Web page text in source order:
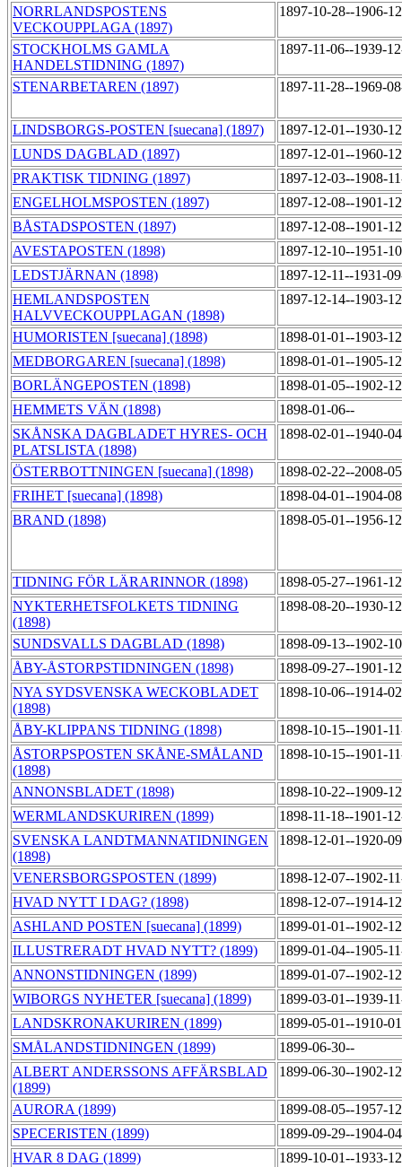
NORRLANDSPOSTENS
VECKOUPPLAGA (1897)
1897-10-28--1906-
STOCKHOLMS GAMLA
HANDELSTIDNING (1897)
1897-11-06--1939-
STENARBETAREN (1897) 1897-11-28--1969-
LINDSBORGS-POSTEN [suecana] (1897)
1897-12-01--1930-
LUNDS DAGBLAD (1897)
1897-12-01--1960-
PRAKTISK TIDNING (1897)
1897-12-03--1908-
ENGELHOLMSPOSTEN (1897)
1897-12-08--1901-
BÅSTADSPOSTEN (1897)
1897-12-08--1901-
AVESTAPOSTEN (1898)
1897-12-10--1951-
LEDSTJÄRNAN (1898)
1897-12-11--1931-
HEMLANDSPOSTEN
HALVVECKOUPPLAGAN (1898)
1897-12-14--1903-
HUMORISTEN [suecana] (1898)
1898-01-01--1903-
MEDBORGAREN [suecana] (1898)
1898-01-01--1905-
BORLÄNGEPOSTEN (1898)
1898-01-05--1902-
HEMMETS VÄN (1898)
1898-01-06--
SKÅNSKA DAGBLADET HYRES- OCH
PLATSLISTA (1898)
1898-02-01--1940-
ÖSTERBOTTNINGEN [suecana] (1898)
1898-02-22--2008-
FRIHET [suecana] (1898)
1898-04-01--1904-
BRAND (1898)
1898-05-01--1956-
TIDNING FÖR LÄRARINNOR (1898)
1898-05-27--1961-
NYKTERHETSFOLKETS TIDNING
(1898)
1898-08-20--1930-
SUNDSVALLS DAGBLAD (1898)
1898-09-13--1902-
ÅBY-ÅSTORPSTIDNINGEN (1898)
1898-09-27--1901-
NYA SYDSVENSKA WECKOBLADET
(1898)
1898-10-06--1914-
ÅBY-KLIPPANS TIDNING (1898)
1898-10-15--1901-
ÅSTORPSPOSTEN SKÅNE-SMÅLAND
(1898)
1898-10-15--1901-
ANNONSBLADET (1898)
1898-10-22--1909-
WERMLANDSKURIREN (1899)
1898-11-18--1901-
SVENSKA LANDTMANNATIDNINGEN
(1898)
1898-12-01--1920-
VENERSBORGSPOSTEN (1899)
1898-12-07--1902-
HVAD NYTT I DAG? (1898)
1898-12-07--1914-
ASHLAND POSTEN [suecana] (1899)
1899-01-01--1902-
ILLUSTRERADT HVAD NYTT? (1899)
1899-01-04--1905-
ANNONSTIDNINGEN (1899)
1899-01-07--1902-
WIBORGS NYHETER [suecana] (1899)
1899-03-01--1939-
LANDSKRONAKURIREN (1899)
1899-05-01--1910-
SMÅLANDSTIDNINGEN (1899)
1899-06-30--
ALBERT ANDERSSONS AFFÄRSBLAD
(1899)
1899-06-30--1902-
AURORA (1899)
1899-08-05--1957-
SPECERISTEN (1899)
1899-09-29--1904-
HVAR 8 DAG (1899)
1899-10-01--1933-